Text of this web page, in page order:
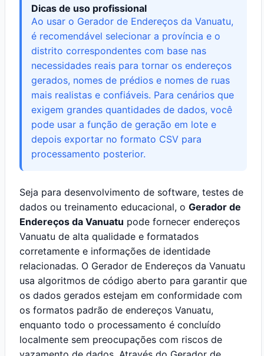
Dicas de uso profissional
Ao usar o Gerador de Endereços da Vanuatu,
é recomendável selecionar a província e o
distrito correspondentes com base nas
necessidades reais para tornar os endereços
gerados, nomes de prédios e nomes de ruas
mais realistas e confiáveis. Para cenários que
exigem grandes quantidades de dados, você
pode usar a função de geração em lote e
depois exportar no formato CSV para
processamento posterior.
Seja para desenvolvimento de software, testes de
dados ou treinamento educacional, o Gerador de
Endereços da Vanuatu pode fornecer endereços
Vanuatu de alta qualidade e formatados
corretamente e informações de identidade
relacionadas. O Gerador de Endereços da Vanuatu
usa algoritmos de código aberto para garantir que
os dados gerados estejam em conformidade com
os formatos padrão de endereços Vanuatu,
enquanto todo o processamento é concluído
localmente sem preocupações com riscos de